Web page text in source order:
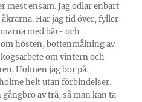
mest ensam. Jag odlar enbart
Har jag tid över, fyller
med bär- och
hösten, bottenmålning av
om vintern och
Holmen jag bor på,
helt utan förbindelser.
av trä, så man kan ta